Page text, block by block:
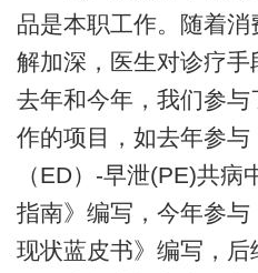
品是本职工作。随着
解加深，医生对诊疗手
去年和今年，我们参
作的项目，如去年参
（ED）-早泄(PE)共
指南》编写，今年参
现状蓝皮书》编写，